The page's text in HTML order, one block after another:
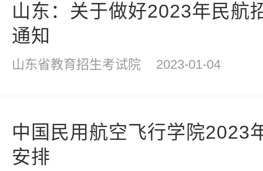
山东：关于做好2023年民航
通知
山东省教育招生考试院 2023-01-04
中国民用航空飞行学院2023
安排